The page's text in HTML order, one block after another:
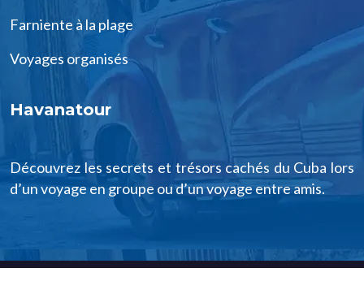
Farniente à la plage
Voyages organisés
Havanatour
Découvrez les secrets et trésors cachés du Cuba lors
d’un voyage en groupe ou d’un voyage entre amis.